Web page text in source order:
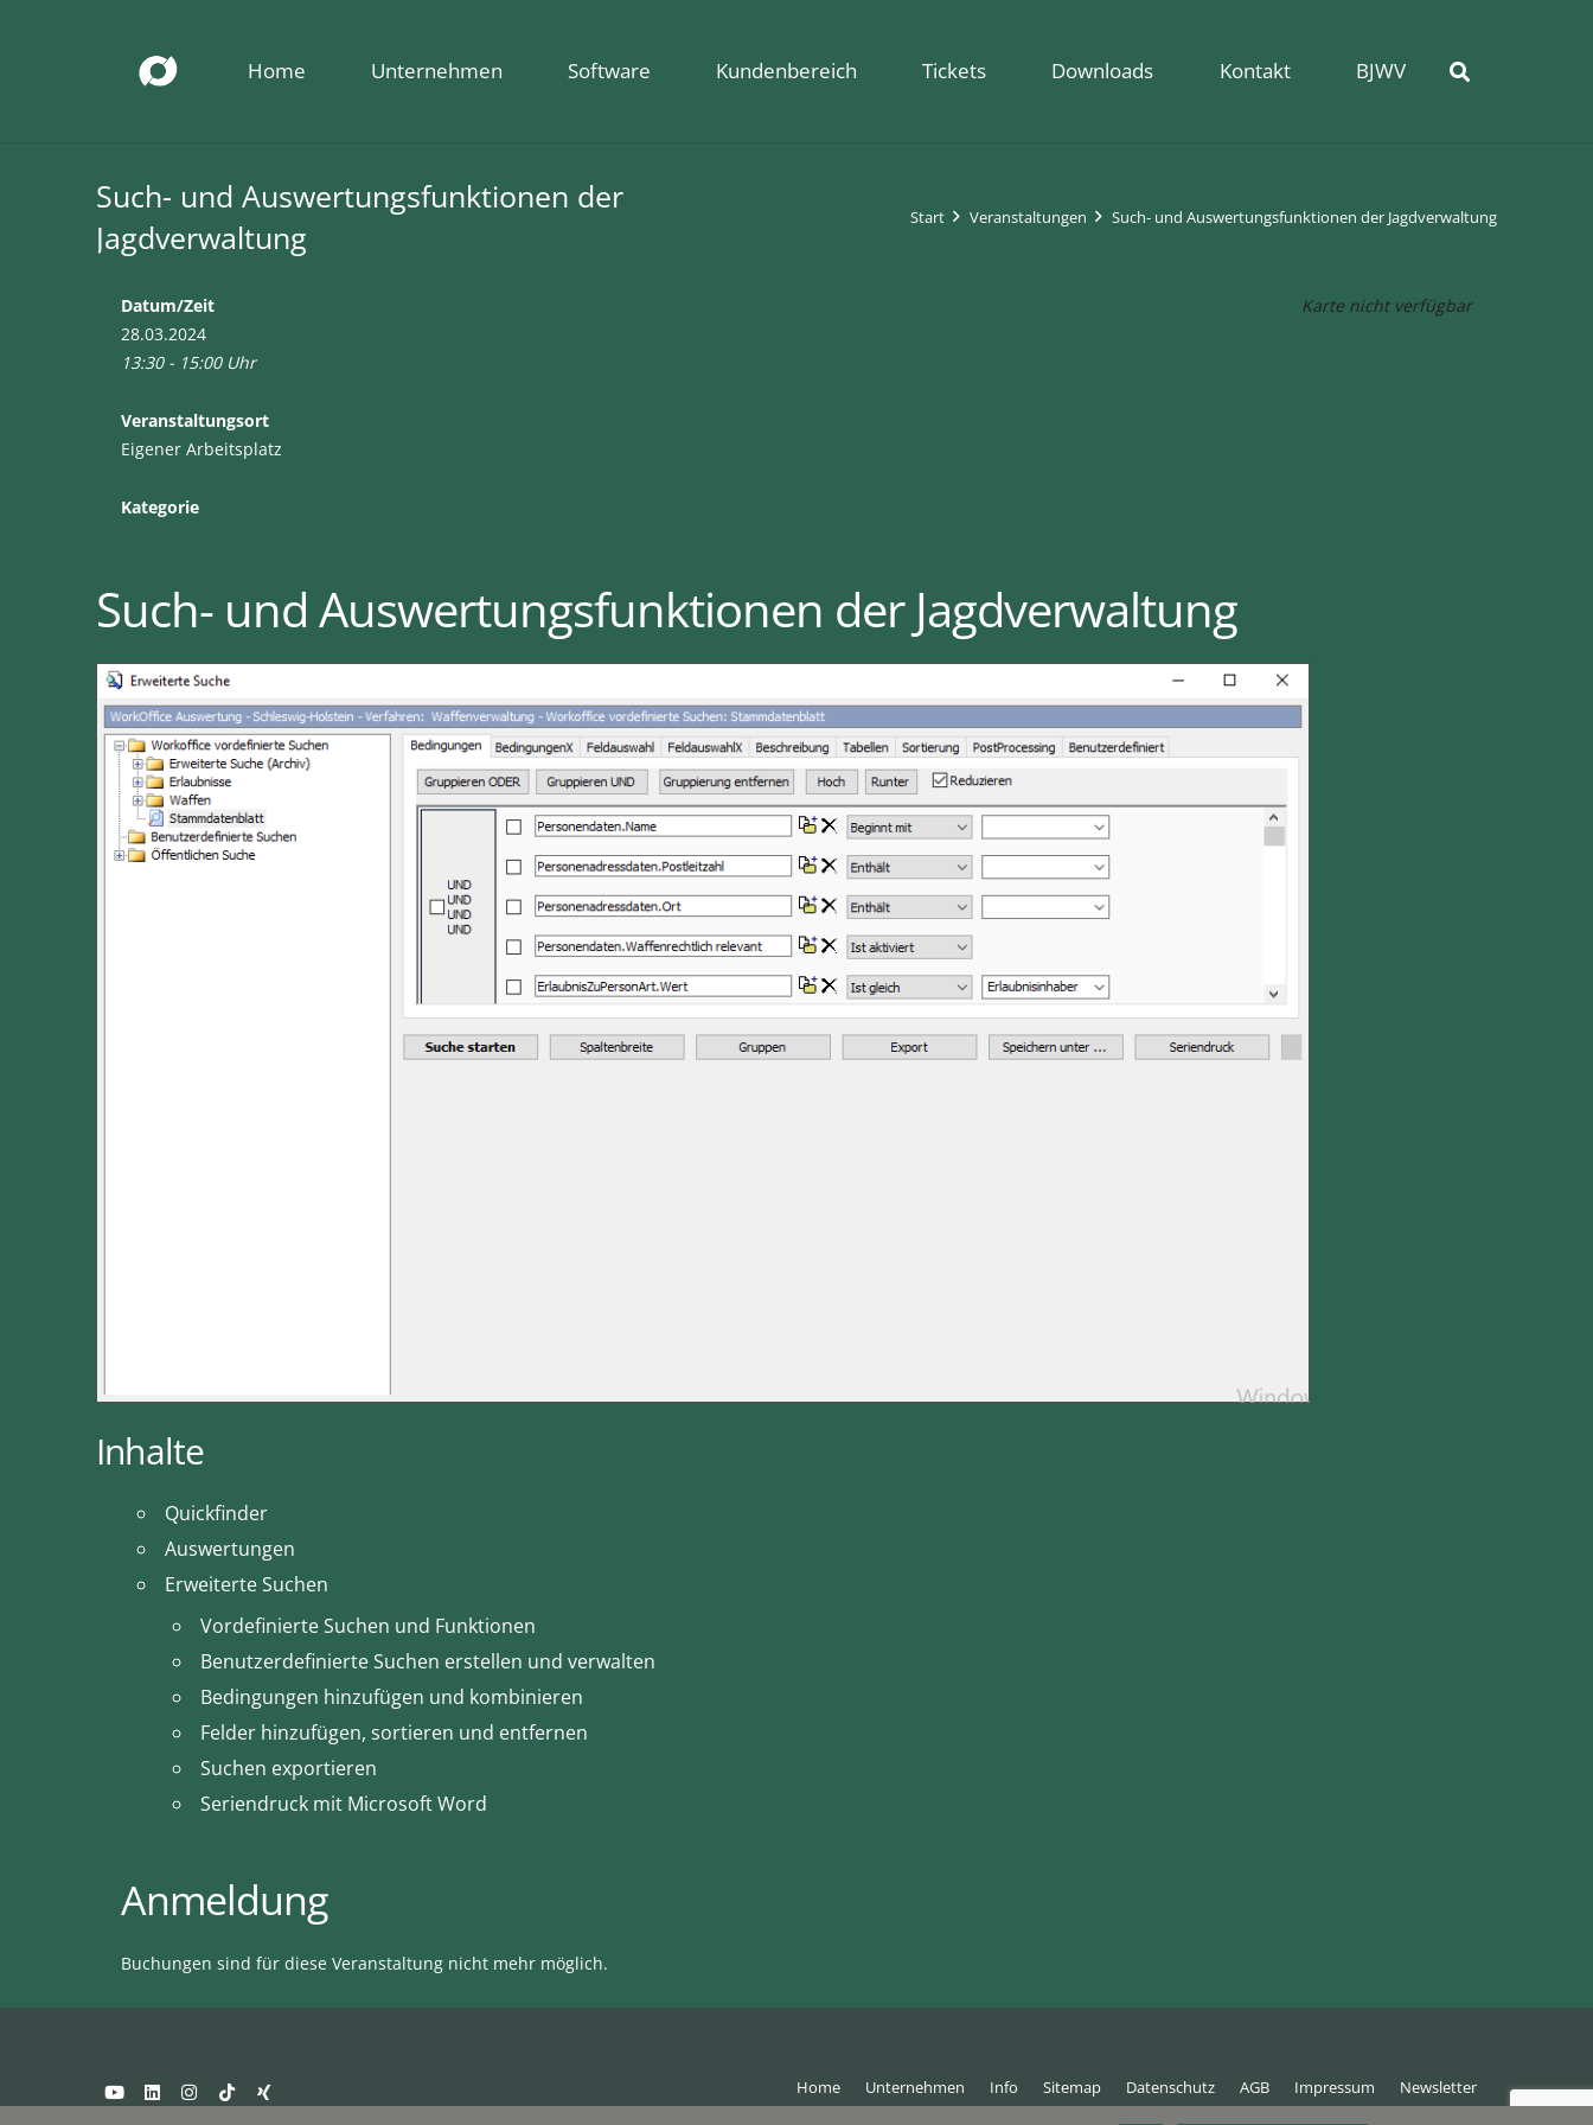
Home Unternehmen Software Kundenbereich Tickets Downloads Kontakt BJWV
Such- und Auswertungsfunktionen der
Jagdverwaltung
Start Veranstaltungen Such- und Auswertungsfunktionen der Jagdverwaltung
Karte nicht verfügbar
Datum/Zeit
28.03.2024
13:30 - 15:00 Uhr
Veranstaltungsort
Eigener Arbeitsplatz
Kategorie
Such- und Auswertungsfunktionen der Jagdverwaltung
Inhalte
Quickfinder
Auswertungen
Erweiterte Suchen
Vordefinierte Suchen und Funktionen
Benutzerdefinierte Suchen erstellen und verwalten
Bedingungen hinzufügen und kombinieren
Felder hinzufügen, sortieren und entfernen
Suchen exportieren
Seriendruck mit Microsoft Word
Anmeldung
Buchungen sind für diese Veranstaltung nicht mehr möglich.
Home Unternehmen Info Sitemap Datenschutz AGB Impressum Newsletter